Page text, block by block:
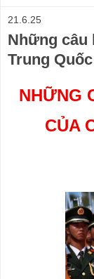
21.6.25
Những câu
Trung Quốc
NHỮNG
CỦA